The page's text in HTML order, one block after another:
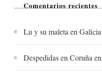
Comentarios recientes
Lu y su maletaenGalicia
Despedidas en Coruñaen